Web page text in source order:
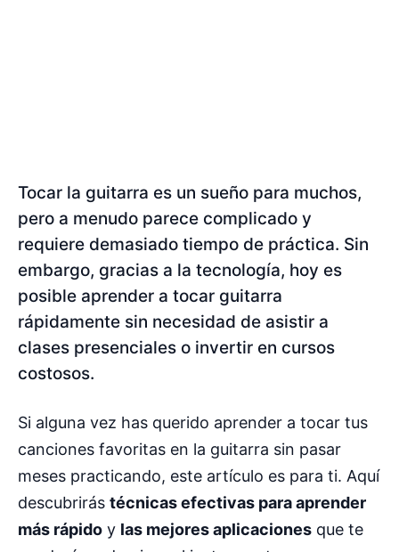
Tocar la guitarra es un sueño para muchos,
pero a menudo parece complicado y
requiere demasiado tiempo de práctica. Sin
embargo, gracias a la tecnología, hoy es
posible aprender a tocar guitarra
rápidamente sin necesidad de asistir a
clases presenciales o invertir en cursos
costosos.
Si alguna vez has querido aprender a tocar tus
canciones favoritas en la guitarra sin pasar
meses practicando, este artículo es para ti. Aquí
descubrirás técnicas efectivas para aprender
más rápido y las mejores aplicaciones que te